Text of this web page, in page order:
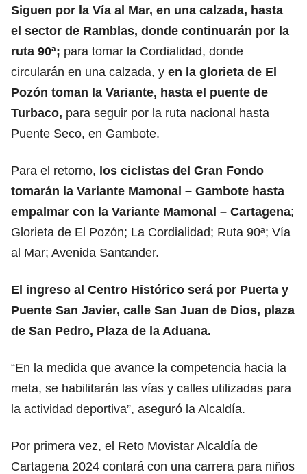
Siguen por la Vía al Mar, en una calzada, hasta
el sector de Ramblas, donde continuarán por la
ruta 90ª; para tomar la Cordialidad, donde
circularán en una calzada, y en la glorieta de El
Pozón toman la Variante, hasta el puente de
Turbaco, para seguir por la ruta nacional hasta
Puente Seco, en Gambote.
Para el retorno, los ciclistas del Gran Fondo
tomarán la Variante Mamonal – Gambote hasta
empalmar con la Variante Mamonal – Cartagena;
Glorieta de El Pozón; La Cordialidad; Ruta 90ª; Vía
al Mar; Avenida Santander.
El ingreso al Centro Histórico será por Puerta y
Puente San Javier, calle San Juan de Dios, plaza
de San Pedro, Plaza de la Aduana.
“En la medida que avance la competencia hacia la
meta, se habilitarán las vías y calles utilizadas para
la actividad deportiva”, aseguró la Alcaldía.
Por primera vez, el Reto Movistar Alcaldía de
Cartagena 2024 contará con una carrera para niños